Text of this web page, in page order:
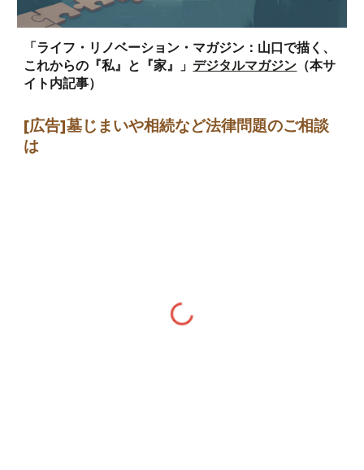
「ライフ・リノベーション・マガジン：山口で描く、
これからの『私』と『家』」 デジタルマガジン （本サ
イト内記事）
[広告]墓じまいや相続など法律問題のご相談
は